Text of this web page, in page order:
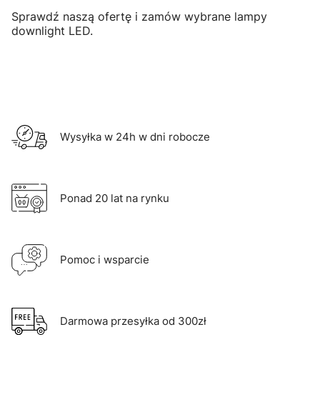
Sprawdź naszą ofertę i zamów wybrane lampy
downlight LED.
Wysyłka w 24h w dni robocze
Ponad 20 lat na rynku
Pomoc i wsparcie
Darmowa przesyłka od 300zł